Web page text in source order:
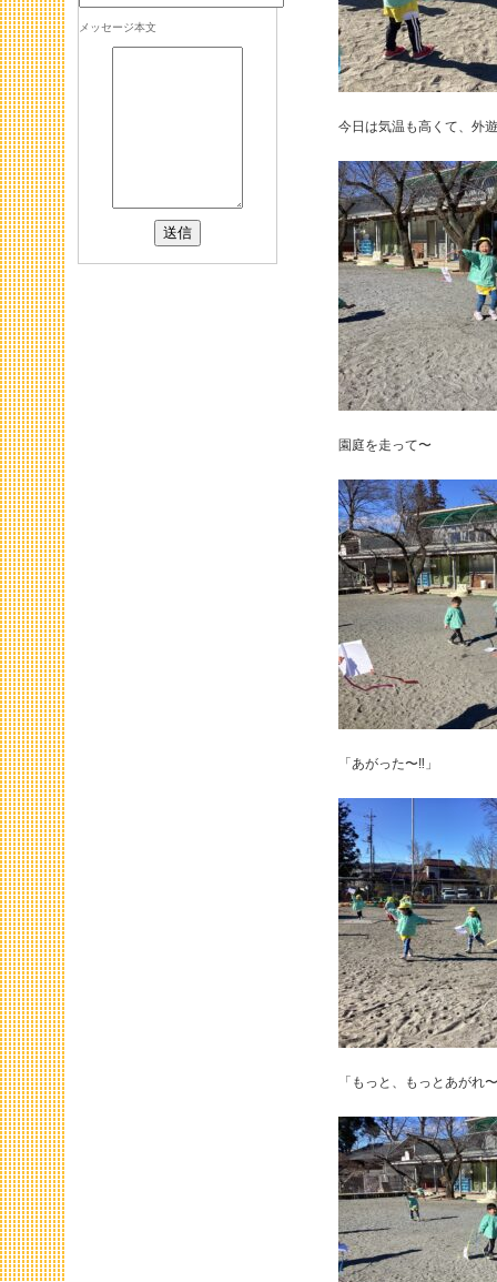
今日は気温も高くて、外
園庭を走って〜
「あがった〜‼️」
「もっと、もっとあがれ
メッセージ本文